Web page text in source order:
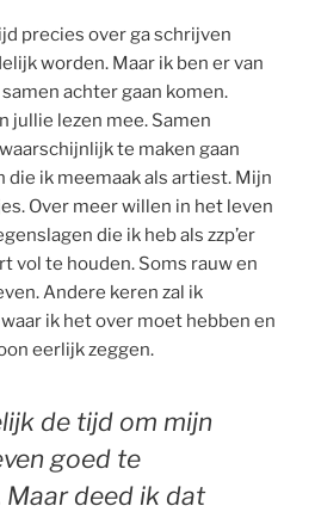
precies over ga schrijven
worden. Maar ik ben er van
achter gaan komen.
jullie lezen mee. Samen
te maken gaan
die ik meemaak als artiest. Mijn
Over meer willen in het leven
die ik heb als zzp’er
vol te houden. Soms rauw en
Andere keren zal ik
ik het over moet hebben en
eerlijk zeggen.
de tijd om mijn
goed te
Maar deed ik dat